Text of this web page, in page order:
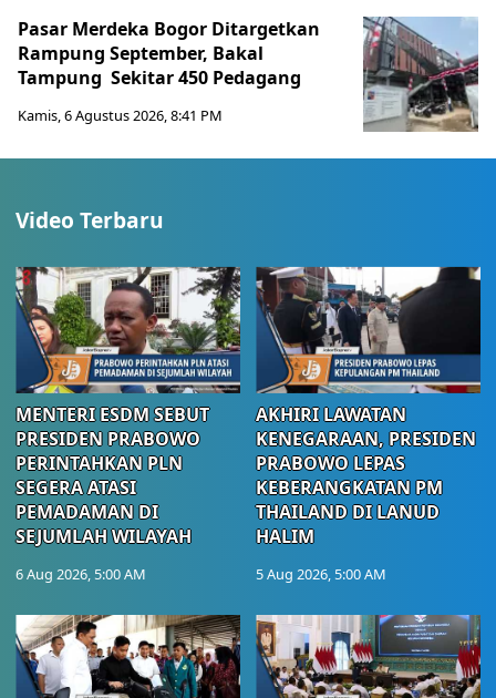
Pasar Merdeka Bogor Ditargetkan
Rampung September, Bakal
Tampung Sekitar 450 Pedagang
Kamis, 6 Agustus 2026, 8:41 PM
Video Terbaru
MENTERI ESDM SEBUT
PRESIDEN PRABOWO
PERINTAHKAN PLN
SEGERA ATASI
PEMADAMAN DI
SEJUMLAH WILAYAH
6 Aug 2026, 5:00 AM
AKHIRI LAWATAN
KENEGARAAN, PRESIDEN
PRABOWO LEPAS
KEBERANGKATAN PM
THAILAND DI LANUD
HALIM
5 Aug 2026, 5:00 AM